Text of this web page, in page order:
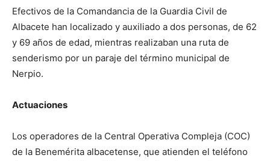
Efectivos de la Comandancia de la Guardia Civil de
Albacete han localizado y auxiliado a dos personas, de 62
y 69 años de edad, mientras realizaban una ruta de
senderismo por un paraje del término municipal de
Nerpio.
Actuaciones
Los operadores de la Central Operativa Compleja (COC)
de la Benemérita albacetense, que atienden el teléfono